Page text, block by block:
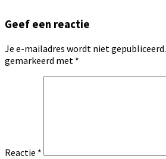
Geef een reactie
Je e-mailadres wordt niet gepubliceerd.
gemarkeerd met *
Reactie *